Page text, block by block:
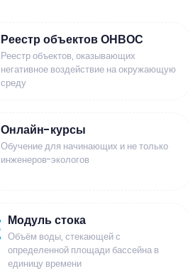
Реестр объектов ОНВОС
Реестр объектов, оказывающих
негативное воздействие на окружающую
среду
Онлайн-курсы
Обучение для начинающих и не только
инженеров-экологов
Модуль стока
Объём воды, стекающей с
определенной площади бассейна в
единицу времени